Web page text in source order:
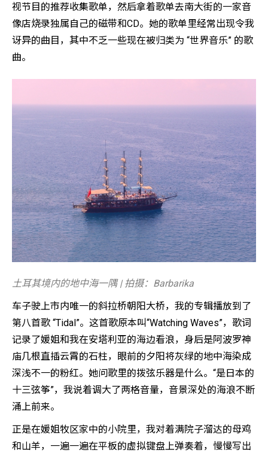
视节目的推荐收集歌单，然后拿着歌单去南大街的一家音
像店烧录独属自己的磁带和CD。她的歌单里经常出现令我
讶异的曲目，其中不乏一些现在被归类为 “世界音乐” 的歌
曲。
土耳其境内的地中海一隅 | 拍摄：Barbarika
车子驶上市内唯一的斜拉桥朝阳大桥，我的专辑播放到了
第八首歌 “Tidal”。这首歌原本叫“Watching Waves”，歌词
记录了媛姐和我在安塔利亚的海边看浪，身后是阿波罗神
庙几根直插云霄的石柱，眼前的夕阳将灰绿的地中海染成
深浅不一的粉红。她问歌里的拨弦乐器是什么。“是日本的
十三弦筝”，我说着调大了两格音量，音景深处的海浪不断
涌上前来。
正是在媛姐牧区家中的小院里，我对着满院子溜达的母鸡
和山羊，一遍一遍在平板的虚拟键盘上弹奏着，慢慢写出